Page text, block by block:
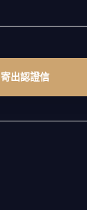
寄出認證信